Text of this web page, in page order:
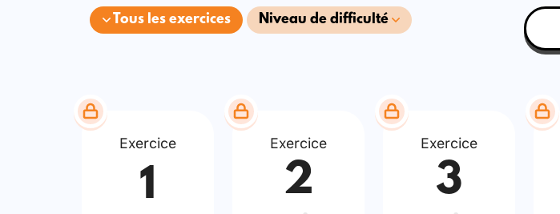
Tous les exercices Niveau de difficulté
Exercice
1
Exercice
2
Exercice
3